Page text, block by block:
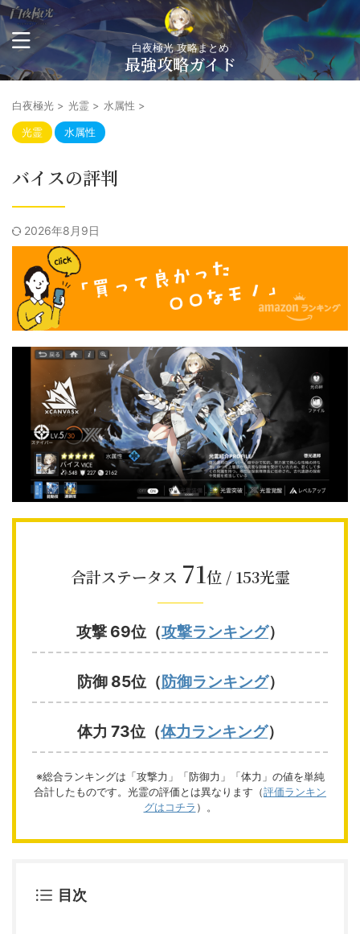
白夜極光 攻略まとめ
最強攻略ガイド
白夜極光 > 光霊 > 水属性 >
光霊 水属性
バイスの評判
2026年8月9日
合計ステータス 71位 / 153光霊
攻撃 69位（攻撃ランキング）
防御 85位（防御ランキング）
体力 73位（体力ランキング）
※総合ランキングは「攻撃力」「防御力」「体力」の値を単純
合計したものです。光霊の評価とは異なります（評価ランキン
グはコチラ ）。
目次